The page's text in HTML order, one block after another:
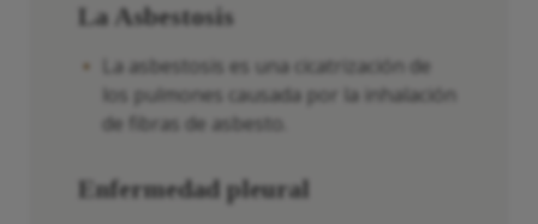
La Asbestosis
La asbestosis es una cicatrización de
los pulmones causada por la inhalación
de fibras de asbesto.
Enfermedad pleural